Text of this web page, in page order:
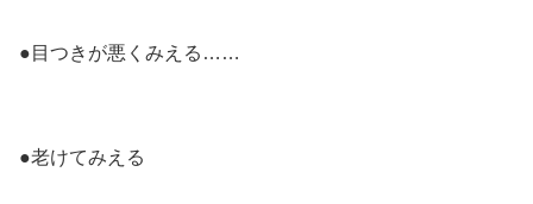
●目つきが悪くみえる……
●老けてみえる